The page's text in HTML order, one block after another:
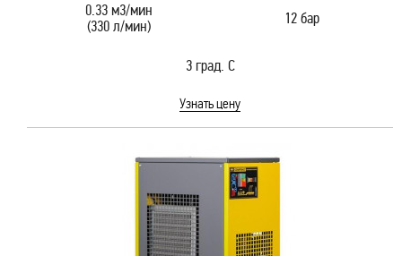
0.33 м3/мин
(330 л/мин)
12 бар
3 град. С
Узнать цену